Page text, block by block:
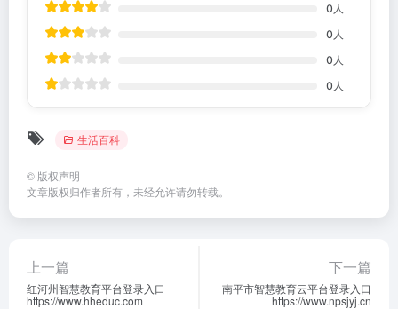
0 人
0 人
0 人
0 人
生活百科
© 版权声明
文章版权归作者所有，未经允许请勿转载。
上一篇
红河州智慧教育平台登录入口
https://www.hheduc.com
下一篇
南平市智慧教育云平台登录入口
https://www.npsjyj.cn